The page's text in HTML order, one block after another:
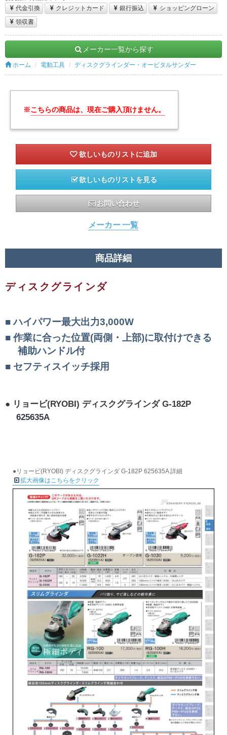
代金引換
クレジットカード 銀行振込
ショッピングローン
領収書
メーカー一覧から探す
ホーム 電動工具 ディスクグラインダー・オービタルサンダー
※こちらの商品は、現在ご購入頂けません。
欲しいものリストを見る
お問い合わせ
メーカー 一覧
商品詳細
ディスクグラインダ
ハイパワー最大出力3,000W
作業に合った位置(両側・上部)に取付けできる
補助ハンドル付
セフティスイッチ採用
リョービ(RYOBI) ディスクグラインダ G-182P
625635A
●リョービ(RYOBI) ディスクグラインダ G-182P 625635A 詳細
拡大画像はこちらをクリック